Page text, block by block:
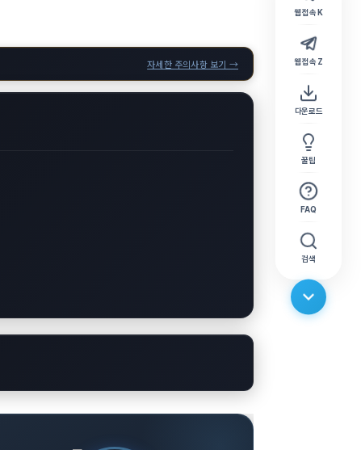
웹 접속 K
웹 접속 Z
다운로드
꿀팁
FAQ
검색
자세한 주의사항 보기 →